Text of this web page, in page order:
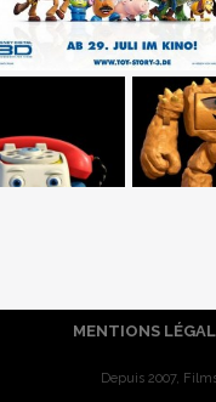
MENTIONS
Depuis 2007,